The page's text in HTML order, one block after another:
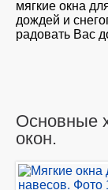
мягкие окна
дождей и
радовать Вас
Основные
окон.